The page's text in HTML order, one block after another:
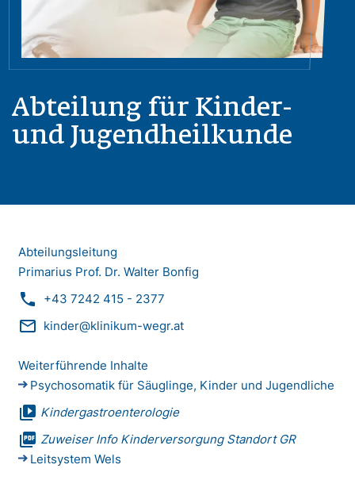
Abteilung für Kinder-
und Jugendheilkunde
Abteilungsleitung
Primarius Prof. Dr. Walter Bonfig
phone +43 7242 415 - 2377
mail_outline kinder@klinikum-wegr.at
Weiterführende Inhalte
Psychosomatik für Säuglinge, Kinder und Jugendliche
video_library Kindergastroenterologie
picture_as_pdf Zuweiser Info Kinderversorgung Standort GR
Leitsystem Wels